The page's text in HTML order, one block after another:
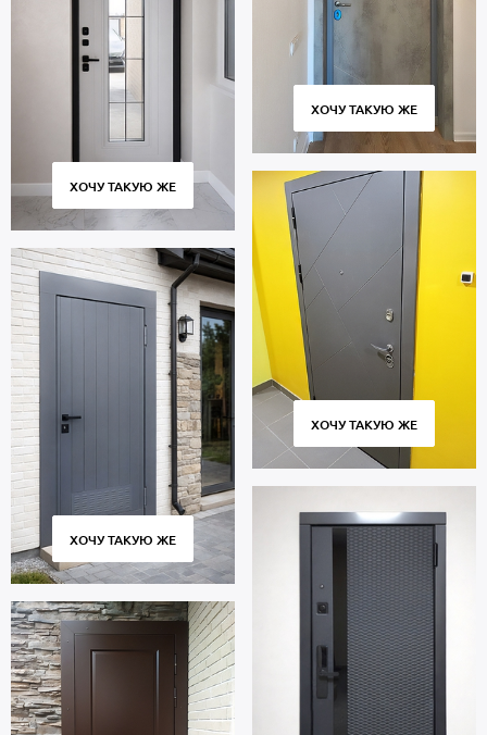
ХОЧУ ТАКУЮ ЖЕ
ХОЧУ ТАКУЮ ЖЕ
ХОЧУ ТАКУЮ ЖЕ
ХОЧУ ТАКУЮ ЖЕ